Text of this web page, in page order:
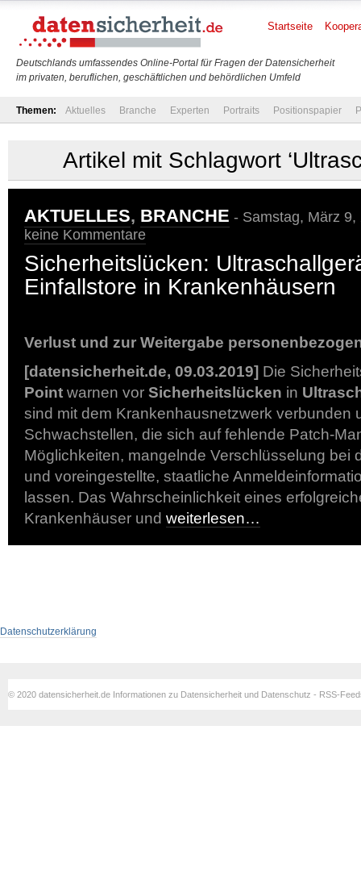
Deutschlands umfassendes Online-Portal für Fragen der Datensicherheit
im privaten, beruflichen, geschäftlichen und behördlichen Umfeld
Startseite
Themen: Aktuelles Branche Experten Portraits Positionspapier
Artikel mit Schlagwort
AKTUELLES, BRANCHE - Samstag, März
keine Kommentare
Sicherheitslücken:
Einfallstore in Krankenhäusern
Verlust und zur Weitergabe
[datensicherheit.de, 09.03.2019] Die
Point warnen vor Sicherheitslücken in
sind mit dem Krankenhausnetzwerk verbunden
Schwachstellen, die sich auf fehlende Patch-
Möglichkeiten, mangelnde Verschlüsselung bei
und voreingestellte, staatliche
lassen. Das Wahrscheinlichkeit eines
Krankenhäuser und weiterlesen…
Datenschutzerklärung
© 2020 datensicherheit.de Informationen zu Datensicherheit und Datenschutz - RSS-